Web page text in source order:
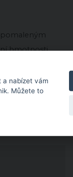
hmotnosti.
pohyb a
stravu bohatou
a nabízet vám
Můžete to